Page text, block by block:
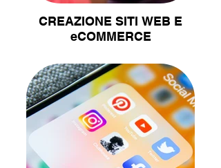
CREAZIONE SITI WEB E
eCOMMERCE